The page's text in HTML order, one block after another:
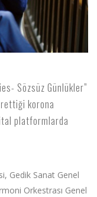
Sözsüz Günlükler”
korona
platformlarda
Gedik Sanat Genel
Orkestrası Genel